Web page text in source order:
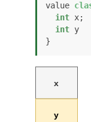
value
int x;
int y
}